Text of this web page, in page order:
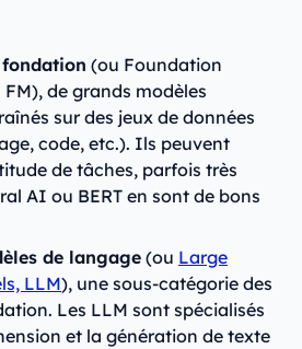
fondation (ou Foundation
de grands modèles
sur des jeux de données
code, etc.). Ils peuvent
de tâches, parfois très
AI ou BERT en sont de bons
de langage (ou Large
LLM), une sous-catégorie des
Les LLM sont spécialisés
et la génération de texte